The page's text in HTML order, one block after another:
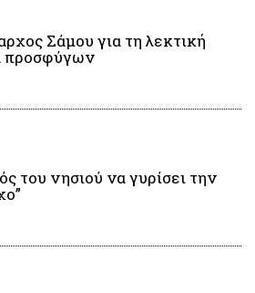
Σάμου για τη λεκτική
προσφύγων
του νησιού να γυρίσει την